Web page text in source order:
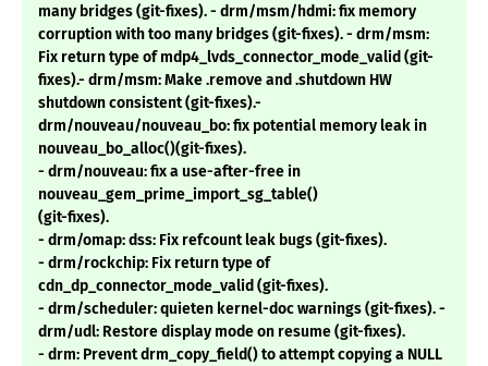
many bridges (git-fixes). - drm/msm/hdmi: fix memory
corruption with too many bridges (git-fixes). - drm/msm:
Fix return type of mdp4_lvds_connector_mode_valid (git-
fixes).- drm/msm: Make .remove and .shutdown HW
shutdown consistent (git-fixes).-
drm/nouveau/nouveau_bo: fix potential memory leak in
nouveau_bo_alloc()(git-fixes).
- drm/nouveau: fix a use-after-free in
nouveau_gem_prime_import_sg_table()
(git-fixes).
- drm/omap: dss: Fix refcount leak bugs (git-fixes).
- drm/rockchip: Fix return type of
cdn_dp_connector_mode_valid (git-fixes).
- drm/scheduler: quieten kernel-doc warnings (git-fixes). -
drm/udl: Restore display mode on resume (git-fixes).
- drm: Prevent drm_copy_field() to attempt copying a NULL